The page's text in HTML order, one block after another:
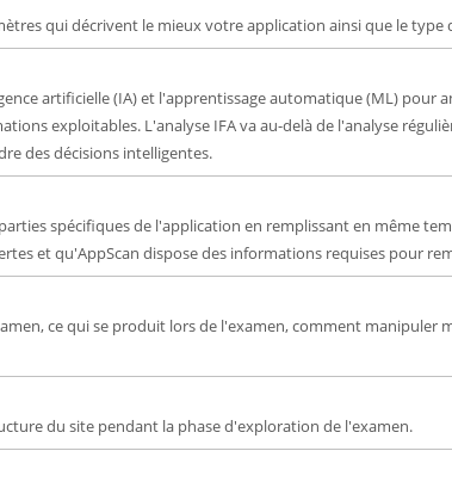
qui décrivent le mieux votre application ainsi que le type
artificielle (IA) et l'apprentissage automatique (ML) pour
exploitables. L'analyse IFA va au-delà de l'analyse
des décisions intelligentes.
spécifiques de l'application en remplissant en même
et qu'AppScan dispose des informations requises pour
ce qui se produit lors de l'examen, comment
du site pendant la phase d'exploration de l'examen.